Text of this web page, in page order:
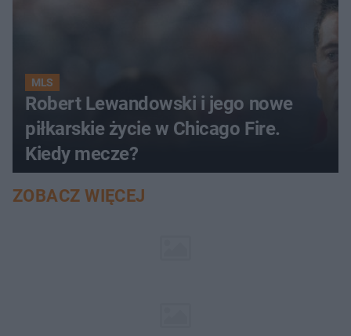
MLS
Robert Lewandowski i jego nowe
piłkarskie życie w Chicago Fire.
Kiedy mecze?
ZOBACZ WIĘCEJ